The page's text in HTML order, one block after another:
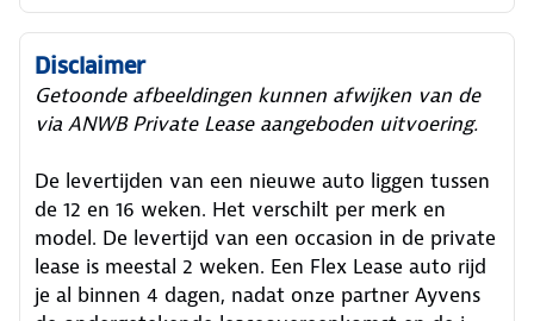
Disclaimer
Getoonde afbeeldingen kunnen afwijken van de
via ANWB Private Lease aangeboden uitvoering.
De levertijden van een nieuwe auto liggen tussen
de 12 en 16 weken. Het verschilt per merk en
model. De levertijd van een occasion in de private
lease is meestal 2 weken. Een Flex Lease auto rijd
je al binnen 4 dagen, nadat onze partner Ayvens